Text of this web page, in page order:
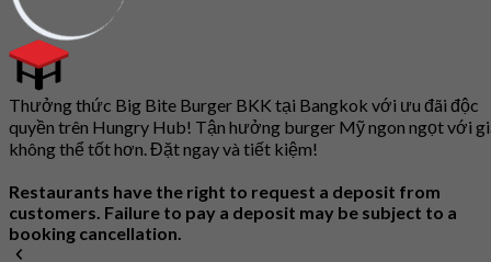
Thưởng thức Big Bite Burger BKK tại Bangkok với ưu đãi độc
quyền trên Hungry Hub! Tận hưởng burger Mỹ ngon ngọt với
không thể tốt hơn. Đặt ngay và tiết kiệm!
Restaurants have the right to request a deposit from
customers. Failure to pay a deposit may be subject to a
booking cancellation.